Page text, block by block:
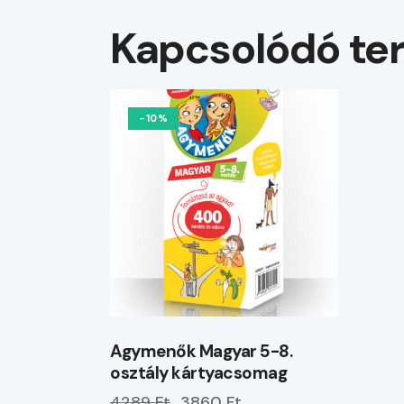
Kapcsolódó
-10%
Agymenők Magyar 5-8.
osztály kártyacsomag